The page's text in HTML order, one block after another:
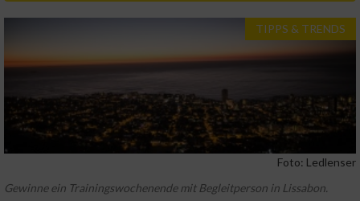
TIPPS & TRENDS
Foto: Ledlenser
Gewinne ein Trainingswochenende mit Begleitperson in Lissabon.